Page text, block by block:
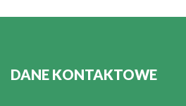
DANE KONTAKTOWE